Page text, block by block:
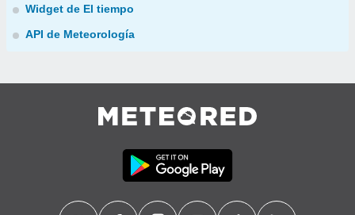
Widget de El tiempo
API de Meteorología